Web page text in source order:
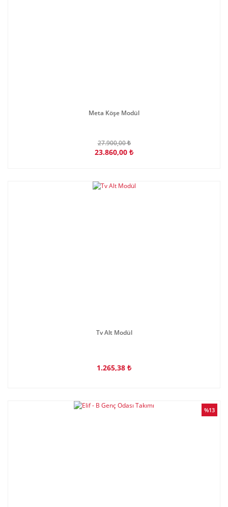
Meta Köşe Modül
27.900,00 ₺
23.860,00 ₺
Tv Alt Modül
1.265,38 ₺
%13